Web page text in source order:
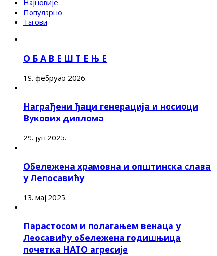
Најновије
Популарно
Тагови
О Б А В Е Ш Т Е Њ Е
19. фебруар 2026.
Награђени ђаци генерација и носиоци
Вукових диплома
29. јун 2025.
Обележена храмовна и општинска слава
у Лепосавићу
13. мај 2025.
Парастосом и полагањем венаца у
Леосавићу обележена годишњица
почетка НАТО агресије